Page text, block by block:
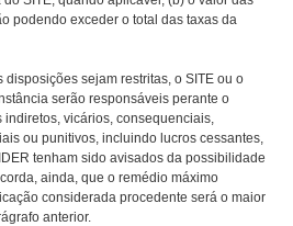
podendo exceder o total das taxas da
disposições sejam restritas, o SITE ou o
serão responsáveis perante o
vicários, consequenciais,
ou punitivos, incluindo lucros cessantes,
tenham sido avisados da possibilidade
ainda, que o remédio máximo
considerada procedente será o maior
anterior.